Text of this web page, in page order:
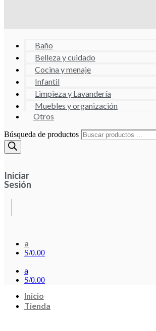
Baño
Belleza y cuidado
Cocina y menaje
Infantil
Limpieza y Lavandería
Muebles y organización
Otros
Búsqueda de productos
Iniciar
Sesión
a
S/0.00
a
S/0.00
Inicio
Tienda